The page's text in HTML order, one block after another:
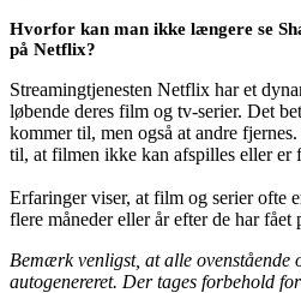
Hvorfor kan man ikke længere se
på Netflix?
Streamingtjenesten Netflix har et
løbende deres film og tv-serier. Det
kommer til, men også at andre
til, at filmen ikke kan afspilles eller er
Erfaringer viser, at film og serier ofte
flere måneder eller år efter de har fået
Bemærk venligst, at alle
autogenereret. Der tages forbehold